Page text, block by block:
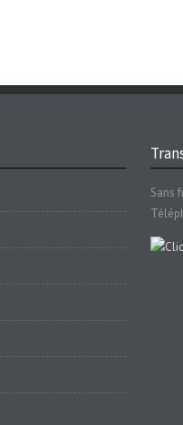
Sans